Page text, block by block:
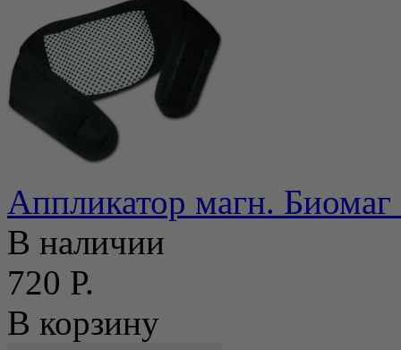
Аппликатор магн.
В наличии
720 Р.
В корзину